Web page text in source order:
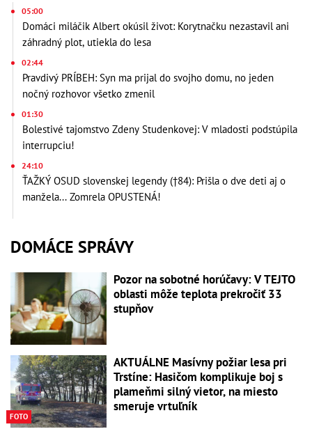
05:00
Domáci miláčik Albert okúsil život: Korytnačku nezastavil ani
záhradný plot, utiekla do lesa
02:44
Pravdivý PRÍBEH: Syn ma prijal do svojho domu, no jeden
nočný rozhovor všetko zmenil
01:30
Bolestivé tajomstvo Zdeny Studenkovej: V mladosti podstúpila
interrupciu!
24:10
ŤAŽKÝ OSUD slovenskej legendy (†84): Prišla o dve deti aj o
manžela... Zomrela OPUSTENÁ!
DOMÁCE SPRÁVY
Pozor na sobotné horúčavy: V TEJTO
oblasti môže teplota prekročiť 33
stupňov
FOTO
AKTUÁLNE Masívny požiar lesa pri
Trstíne: Hasičom komplikuje boj s
plameňmi silný vietor, na miesto
smeruje vrtuľník